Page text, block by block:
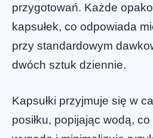
przygotowań. Każde
kapsułek, co odpowiada
przy standardowym
dwóch sztuk dziennie.
Kapsułki przyjmuje się w
posiłku, popijając wodą,